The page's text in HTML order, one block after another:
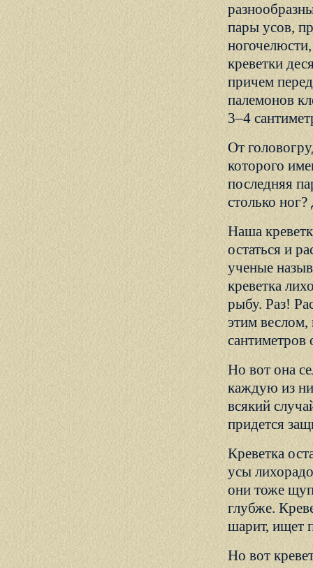
пары усов,
креветки
причем
палемонов
3–4
От
которого
последняя
столько
Наша
остаться и
ученые
креветка
рыбу. Раз!
этим веслом,
сантиметров
Но вот она
каждую из
всякий
придется
Креветка
усы
они тоже
глубже.
шарит, ищет
Но вот